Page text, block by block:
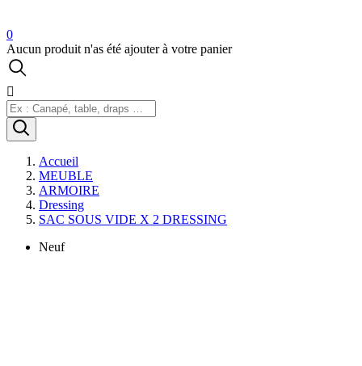
0
Aucun produit n'as été ajouter à votre panier

Accueil
MEUBLE
ARMOIRE
Dressing
SAC SOUS VIDE X 2 DRESSING
Neuf